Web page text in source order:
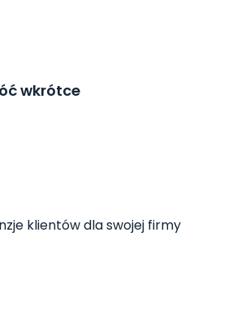
wkrótce
klientów dla swojej firmy